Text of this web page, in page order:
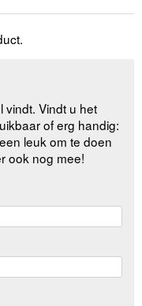
vindt. Vindt u het
of erg handig:
leuk om te doen
ook nog mee!